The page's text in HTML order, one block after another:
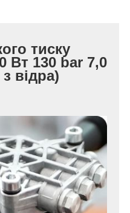
тиску
Вт 130 bar 7,0
відра)